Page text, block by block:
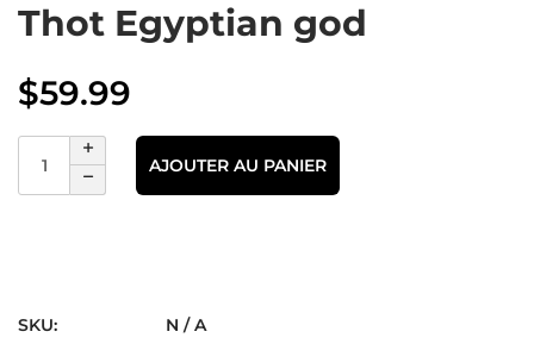
Thot Egyptian god
$59.99
AJOUTER AU PANIER
SKU:
N / A